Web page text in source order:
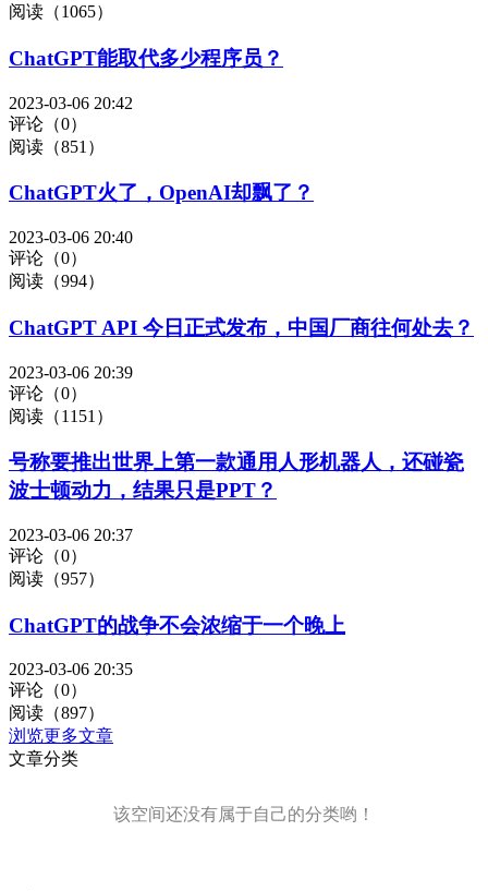
阅读（1065）
ChatGPT能取代多少程序员？
2023-03-06 20:42
评论（0）
阅读（851）
ChatGPT火了，OpenAI却飘了？
2023-03-06 20:40
评论（0）
阅读（994）
ChatGPT API 今日正式发布，中国厂商往何处去？
2023-03-06 20:39
评论（0）
阅读（1151）
号称要推出世界上第一款通用人形机器人，还碰瓷
波士顿动力，结果只是PPT？
2023-03-06 20:37
评论（0）
阅读（957）
ChatGPT的战争不会浓缩于一个晚上
2023-03-06 20:35
评论（0）
阅读（897）
浏览更多文章
文章分类
该空间还没有属于自己的分类哟！